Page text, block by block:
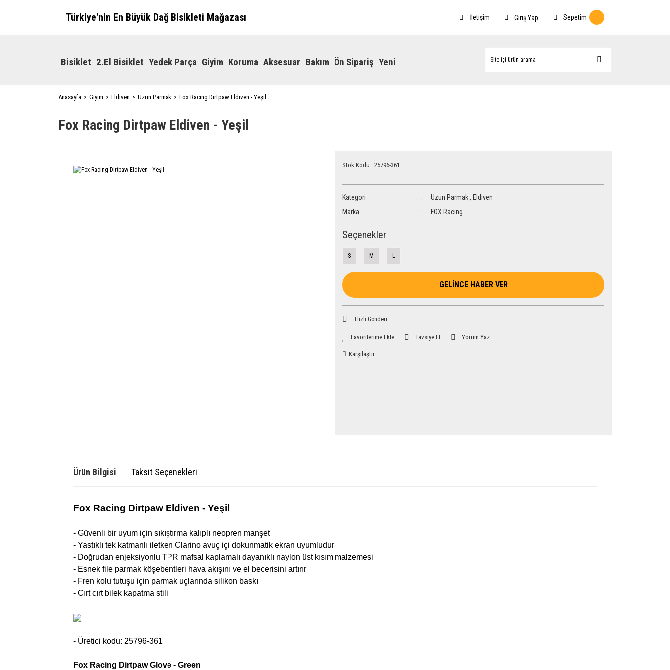
Türkiye'nin En Büyük Dağ Bisikleti Mağazası İletişim Giriş Yap Sepetim
Bisiklet 2.El Bisiklet Yedek Parça Giyim Koruma Aksesuar Bakım Ön Sipariş Yeni
Anasayfa Giyim Eldiven Uzun Parmak Fox Racing Dirtpaw Eldiven - Yeşil
Fox Racing Dirtpaw Eldiven - Yeşil
Stok Kodu : 25796-361
Kategori Uzun Parmak , Eldiven
Marka
FOX Racing
Seçenekler
S M L
GELİNCE HABER VER
Hızlı Gönderi
Tavsiye Et Yorum Yaz
Karşılaştır
Ürün Bilgisi Taksit Seçenekleri
Fox Racing Dirtpaw Eldiven - Yeşil
- Güvenli bir uyum için sıkıştırma kalıplı neopren manşet
- Yastıklı tek katmanlı iletken Clarino avuç içi dokunmatik ekran uyumludur
- Doğrudan enjeksiyonlu TPR mafsal kaplamalı dayanıklı naylon üst kısım malzemesi
- Esnek file parmak köşebentleri hava akışını ve el becerisini artırır
- Fren kolu tutuşu için parmak uçlarında silikon baskı
- Cırt cırt bilek kapatma stili
- Üretici kodu: 25796-361
Fox Racing Dirtpaw Glove - Green